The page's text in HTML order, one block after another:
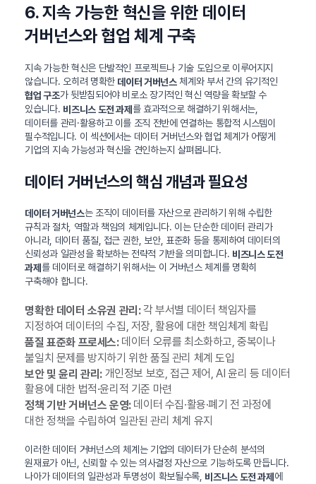
6. 지속 가능한 혁신을 위한 데이터
거버넌스와 협업 체계 구축
지속 가능한 혁신은 단발적인 프로젝트나 기술 도입으로 이루어지지
않습니다. 오히려 명확한 데이터 거버넌스체계와 부서 간의 유기적인
협업 구조가 뒷받침되어야 비로소 장기적인 혁신 역량을 확보할 수
있습니다. 비즈니스 도전 과제 를 효과적으로 해결하기 위해서는,
데이터를 관리·활용하고 이를 조직 전반에 연결하는 통합적 시스템이
필수적입니다. 이 섹션에서는 데이터 거버넌스와 협업 체계가 어떻게
기업의 지속 가능성과 혁신을 견인하는지 살펴봅니다.
데이터 거버넌스의 핵심 개념과 필요성
데이터 거버넌스는 조직이 데이터를 자산으로 관리하기 위해 수립한
규칙과 절차, 역할과 책임의 체계입니다. 이는 단순한 데이터 관리가
아니라, 데이터 품질, 접근 권한, 보안, 표준화 등을 통제하여 데이터의
신뢰성과 일관성을 확보하는 전략적 기반을 의미합니다. 비즈니스 도전
과제 를 데이터로 해결하기 위해서는 이 거버넌스 체계를 명확히
구축해야 합니다.
명확한 데이터 소유권 관리:각 부서별 데이터 책임자를
지정하여 데이터의 수집, 저장, 활용에 대한 책임체계 확립
품질 표준화 프로세스:데이터 오류를 최소화하고, 중복이나
불일치 문제를 방지하기 위한 품질 관리 체계 도입
보안 및 윤리 관리:개인정보 보호, 접근 제어, AI 윤리 등 데이터
활용에 대한 법적·윤리적 기준 마련
정책 기반 거버넌스 운영:데이터 수집·활용·폐기 전 과정에
대한 정책을 수립하여 일관된 관리 체계 유지
이러한 데이터 거버넌스의 체계는 기업의 데이터가 단순히 분석의
원재료가 아닌, 신뢰할 수 있는 의사결정 자산으로 기능하도록 만듭니다.
나아가 데이터의 일관성과 투명성이 확보될수록, 비즈니스 도전 과제 에